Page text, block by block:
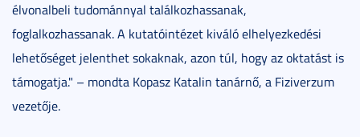
élvonalbeli tudománnyal találkozhassanak,
foglalkozhassanak. A kutatóintézet kiváló elhelyezkedési
lehetőséget jelenthet sokaknak, azon túl, hogy az oktatást is
támogatja." – mondta Kopasz Katalin tanárnő, a Fiziverzum
vezetője.